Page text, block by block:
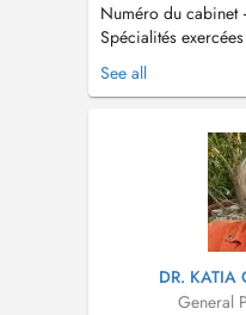
Numéro du
Spécialités
Phytotherapie ,
Médecine
See all
DR. KATIA
General